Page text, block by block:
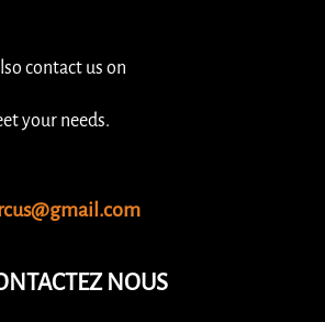
contact us on
your needs.
NOUS